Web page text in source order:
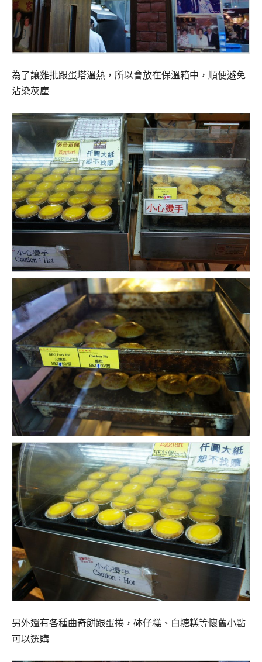
為了讓雞批跟蛋塔溫熱，所以會放在保溫箱中，順便避免
沾染灰塵
另外還有各種曲奇餅跟蛋捲，砵仔糕、白糖糕等懷舊小點
可以選購